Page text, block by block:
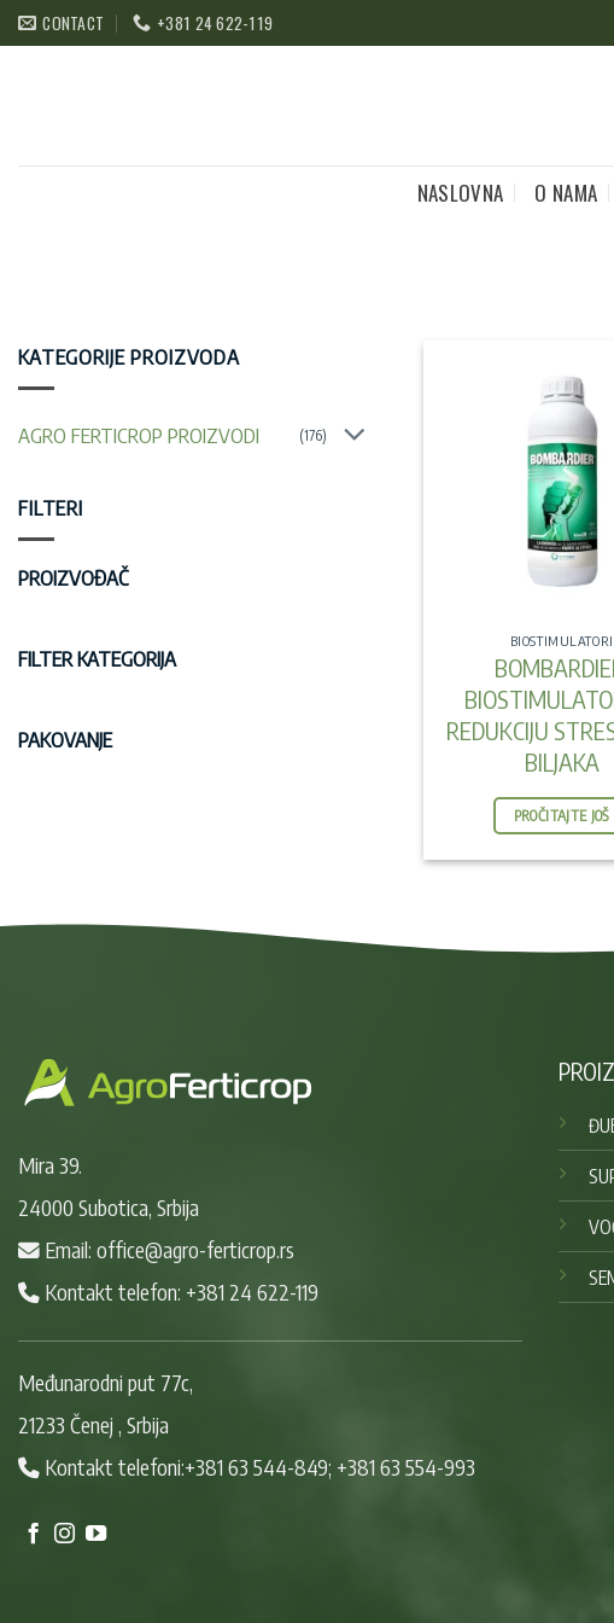
Preskoči
na
CONTACT +381 24 622-119
NASLOVNA O NAMA
KATEGORIJE PROIZVODA
AGRO FERTICROP PROIZVODI (176)
FILTERI
PROIZVOĐAČ
FILTER KATEGORIJA
PAKOVANJE
BIOSTIMULATORI
REDUKCIJU
BILJAKA
PROČITAJTE JOŠ
Mira 39.
24000 Subotica, Srbija
Email: office@agro-ferticrop.rs
Kontakt telefon: +381 24 622-119
Međunarodni put 77c,
21233 Čenej , Srbija
Kontakt telefoni:+381 63 544-849; +381 63 554-993